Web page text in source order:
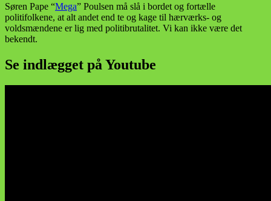
Søren Pape “Mega” Poulsen må slå i bordet og fortælle
politifolkene, at alt andet end te og kage til hærværks- og
voldsmændene er lig med politibrutalitet. Vi kan ikke være det
bekendt.
Se indlægget på Youtube